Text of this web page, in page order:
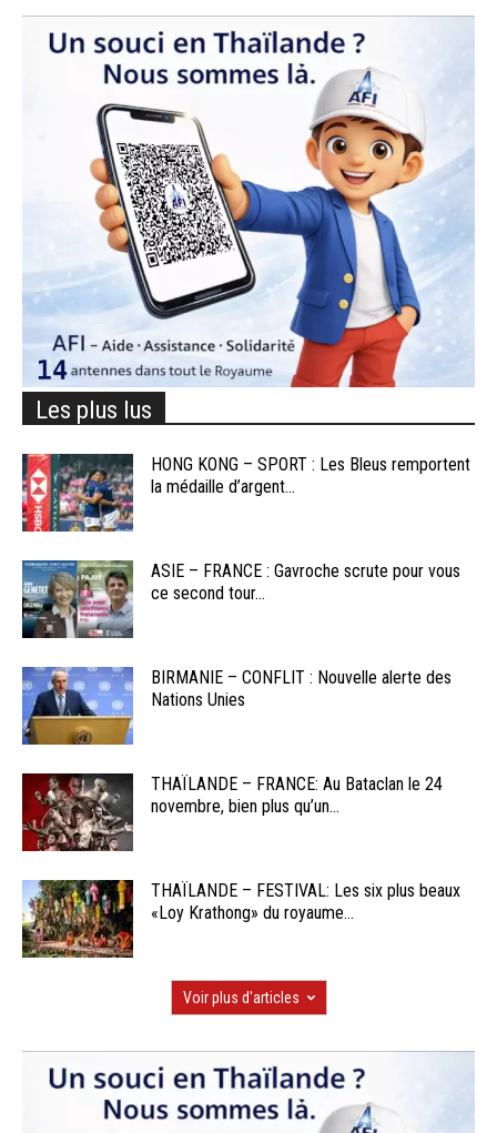
Les plus lus
HONG KONG – SPORT : Les Bleus remportent
la médaille d’argent...
ASIE – FRANCE : Gavroche scrute pour vous
ce second tour...
BIRMANIE – CONFLIT : Nouvelle alerte des
Nations Unies
THAÏLANDE – FRANCE: Au Bataclan le 24
novembre, bien plus qu’un...
THAÏLANDE – FESTIVAL: Les six plus beaux
«Loy Krathong» du royaume...
Voir plus d'articles